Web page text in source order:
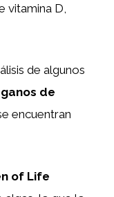
vitamina D,
de algunos
de
encuentran
of Life